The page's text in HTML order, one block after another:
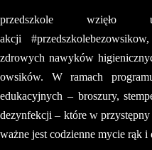
przedszkole wzięło
akcji
zdrowych nawyków
owsików. W ramach
edukacyjnych – broszury,
dezynfekcji – które w
ważne jest codzienne mycie rąk i